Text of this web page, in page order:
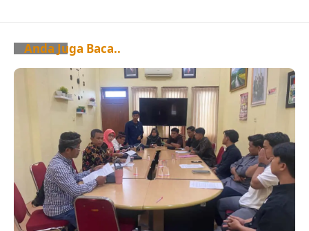
Anda Juga Baca..